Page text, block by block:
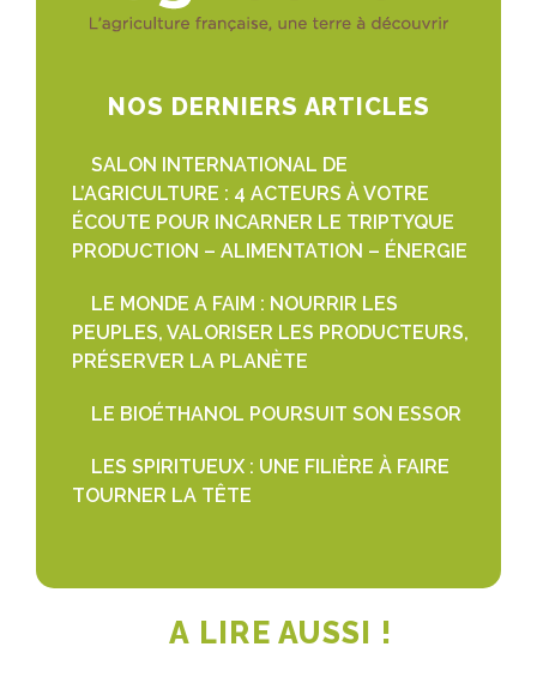
NOS DERNIERS ARTICLES
SALON INTERNATIONAL DE
L’AGRICULTURE : 4 ACTEURS À VOTRE
ÉCOUTE POUR INCARNER LE TRIPTYQUE
PRODUCTION – ALIMENTATION – ÉNERGIE
LE MONDE A FAIM : NOURRIR LES
PEUPLES, VALORISER LES PRODUCTEURS,
PRÉSERVER LA PLANÈTE
LE BIOÉTHANOL POURSUIT SON ESSOR
LES SPIRITUEUX : UNE FILIÈRE À FAIRE
TOURNER LA TÊTE
A LIRE AUSSI !